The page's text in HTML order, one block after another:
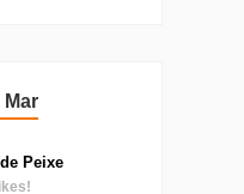
Mar
Peixe